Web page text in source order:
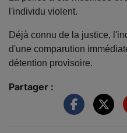
l'individu violent.
Déjà connu de la justice,
d'une comparution
détention provisoire.
Partager :